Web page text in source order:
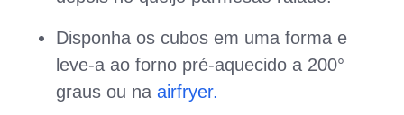
Disponha os cubos em uma forma e
leve-a ao forno pré-aquecido a 200°
graus ou na airfryer.